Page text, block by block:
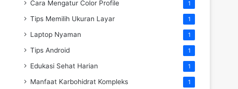
Cara Mengatur Color Profile 1
Tips Memilih Ukuran Layar 1
Laptop Nyaman 1
Tips Android 1
Edukasi Sehat Harian 1
Manfaat Karbohidrat Kompleks 1